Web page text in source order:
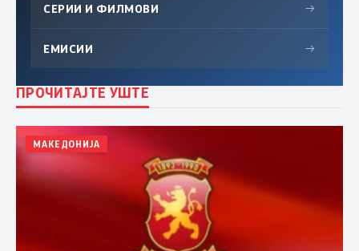
СЕРИИ И ФИЛМОВИ →
ЕМИСИИ →
ПРОЧИТАЈТЕ УШТЕ
МАКЕДОНИЈА